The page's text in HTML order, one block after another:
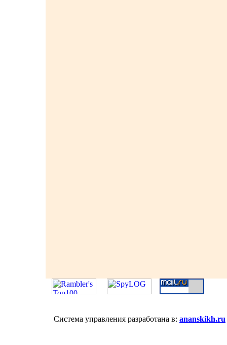
Система управления разработана в: ananskikh.ru